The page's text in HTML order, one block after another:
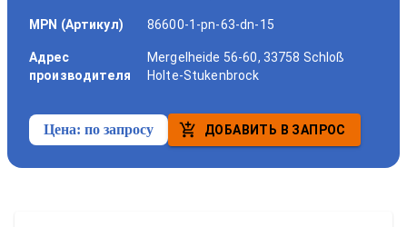
MPN (Артикул) 86600-1-pn-63-dn-15
Адрес
производителя
Mergelheide 56-60, 33758 Schloß
Holte-Stukenbrock
Цена: по запросу ДОБАВИТЬ В ЗАПРОС